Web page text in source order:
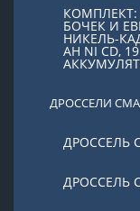
БОЧЕК И
НИКЕЛЬ-
AH NI CD,
ДРОССЕЛИ
ДРОССЕЛЬ
ДРОССЕЛЬ